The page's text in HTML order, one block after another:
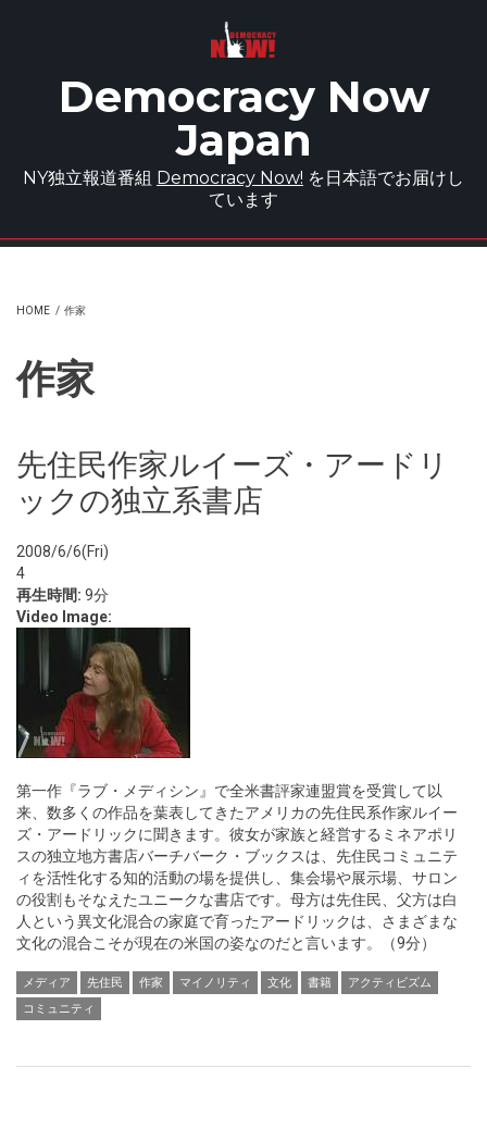
Democracy Now
Japan
NY独立報道番組 Democracy Now! を日本語でお届けし
ています
HOME / 作家
作家
先住民作家ルイーズ・アードリ
ックの独立系書店
2008/6/6(Fri)
4
再生時間: 9分
Video Image:
第一作『ラブ・メディシン』で全米書評家連盟賞を受賞して以
来、数多くの作品を葉表してきたアメリカの先住民系作家ルイー
ズ・アードリックに聞きます。彼女が家族と経営するミネアポリ
スの独立地方書店バーチバーク・ブックスは、先住民コミュニテ
ィを活性化する知的活動の場を提供し、集会場や展示場、サロン
の役割もそなえたユニークな書店です。母方は先住民、父方は白
人という異文化混合の家庭で育ったアードリックは、さまざまな
文化の混合こそが現在の米国の姿なのだと言います。（9分）
メディア 先住民 作家 マイノリティ 文化 書籍
アクティビズム
コミュニティ